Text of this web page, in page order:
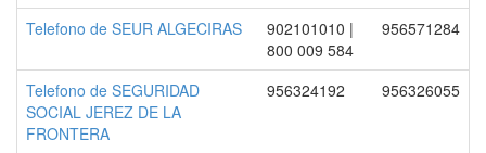
Telefono de SEUR ALGECIRAS
902101010 |
800 009 584
956571284
Telefono de SEGURIDAD
SOCIAL JEREZ DE LA
FRONTERA
956324192 956326055